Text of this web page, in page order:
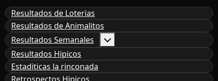
Resultados de Loterias
Resultados de Animalitos
Resultados Semanales
Resultados Hipicos
Estaditicas la rinconada